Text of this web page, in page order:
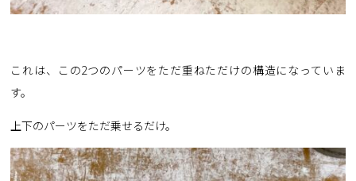
これは、この2つのパーツをただ重ねただけの構造になっていま
す。
上下のパーツをただ乗せるだけ。